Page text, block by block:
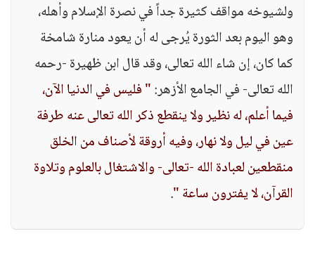
ولشيوخه مواقف كثيرة جداً في نصرة الإسلام وأهله،
وهو اليوم بعد الثورة يُرجى له أن يعود منارة شامخة
كما كان، إن شاء الله تعالى، وقد قال ابن ظهيرة -رحمه
الله تعالى- في الجامع الأزهر:" فليس في الدنيا الآن،
فيما أعلم، له نظير ولا ينقطع ذكر الله تعالى عنه طرفة
عين في ليل ولا نهار، وفيه أروقة لأصناف من الخلق
منقطعين لعبادة الله -تعالى- والاشتغال بالعلوم وتلاوة
القرآن، لا يفترون ساعة ".